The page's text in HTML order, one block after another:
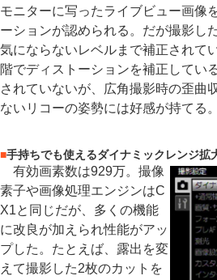
モニターに写ったライブビュー画像
ーションが認められる。だが撮影し
気にならないレベルまで補正されて
階でディストーションを補正してい
されていないが、広角撮影時の歪曲
ないリコーの姿勢には好感が持てる。
■手持ちでも使えるダイナミックレンジ拡
有効画素数は929万。撮像
素子や画像処理エンジンはC
X1と同じだが、多くの機能
に改良が加えられ性能がアッ
プした。たとえば、露出を変
えて撮影した2枚のカットを